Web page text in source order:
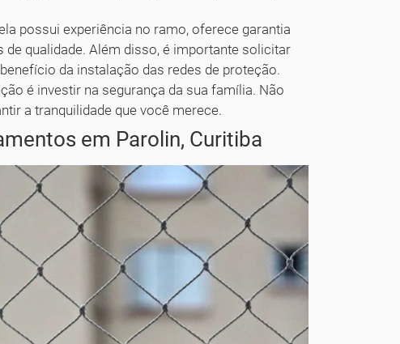
possui experiência no ramo, oferece garantia
qualidade. Além disso, é importante solicitar
da instalação das redes de proteção.
é investir na segurança da sua família. Não
a tranquilidade que você merece.
em Parolin, Curitiba